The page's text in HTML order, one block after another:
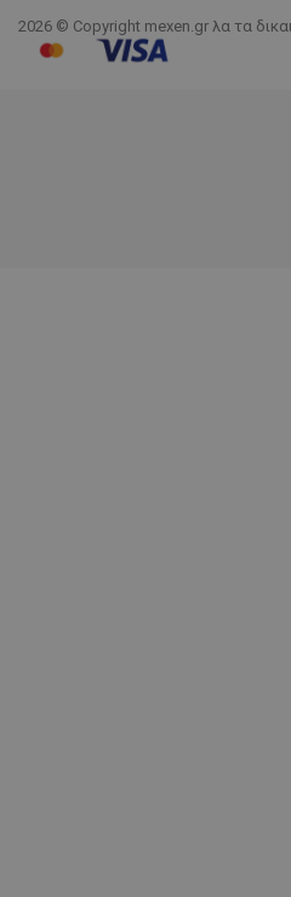
2026 © Copyright mexen.gr λα τα